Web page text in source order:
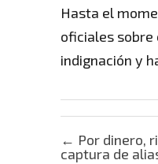
Hasta el
oficiales sobre
indignación y
Post
← Por dinero,
captura de